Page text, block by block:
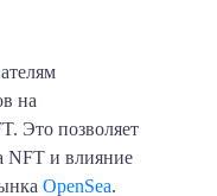
на
Это позволяет
NFT и влияние
OpenSea.